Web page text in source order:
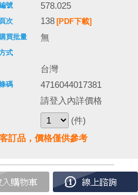
號 578.025
次 138 [PDF下載]
買批量 無
式
台灣
碼 4716044017381
請登入內詳價格
(件)
訂品，價格僅供參考